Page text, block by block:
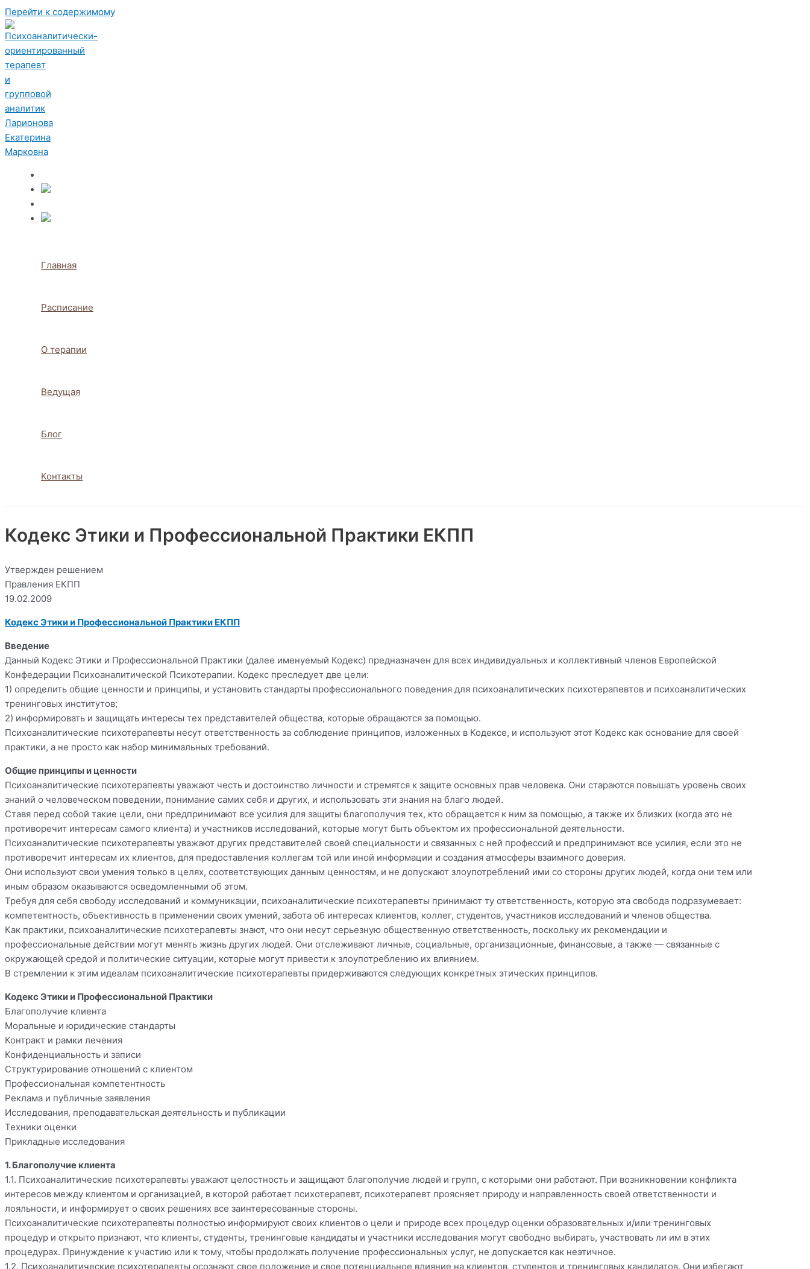
Перейти к содержимому
Главная
Расписание
О терапии
Ведущая
Блог
Контакты
Кодекс Этики и Профессиональной Практики ЕКПП
Утвержден решением
Правления ЕКПП
19.02.2009
Кодекс Этики и Профессиональной Практики ЕКПП
Введение
Данный Кодекс Этики и Профессиональной Практики (далее именуемый Кодекс) предназначен для всех индивидуальных и коллективный членов Европейской
Конфедерации Психоаналитической Психотерапии. Кодекс преследует две цели:
1) определить общие ценности и принципы, и установить стандарты профессионального поведения для психоаналитических психотерапевтов и психоаналитических
тренинговых институтов;
2) информировать и защищать интересы тех представителей общества, которые обращаются за помощью.
Психоаналитические психотерапевты несут ответственность за соблюдение принципов, изложенных в Кодексе, и используют этот Кодекс как основание для своей
практики, а не просто как набор минимальных требований.
Общие принципы и ценности
Психоаналитические психотерапевты уважают честь и достоинство личности и стремятся к защите основных прав человека. Они стараются повышать уровень своих
знаний о человеческом поведении, понимание самих себя и других, и использовать эти знания на благо людей.
Ставя перед собой такие цели, они предпринимают все усилия для защиты благополучия тех, кто обращается к ним за помощью, а также их близких (когда это не
противоречит интересам самого клиента) и участников исследований, которые могут быть объектом их профессиональной деятельности.
Психоаналитические психотерапевты уважают других представителей своей специальности и связанных с ней профессий и предпринимают все усилия, если это не
противоречит интересам их клиентов, для предоставления коллегам той или иной информации и создания атмосферы взаимного доверия.
Они используют свои умения только в целях, соответствующих данным ценностям, и не допускают злоупотреблений ими со стороны других людей, когда они тем или
иным образом оказываются осведомленными об этом.
Требуя для себя свободу исследований и коммуникации, психоаналитические психотерапевты принимают ту ответственность, которую эта свобода подразумевает:
компетентность, объективность в применении своих умений, забота об интересах клиентов, коллег, студентов, участников исследований и членов общества.
Как практики, психоаналитические психотерапевты знают, что они несут серьезную общественную ответственность, поскольку их рекомендации и
профессиональные действии могут менять жизнь других людей. Они отслеживают личные, социальные, организационные, финансовые, а также — связанные с
окружающей средой и политические ситуации, которые могут привести к злоупотреблению их влиянием.
В стремлении к этим идеалам психоаналитические психотерапевты придерживаются следующих конкретных этических принципов.
Кодекс Этики и Профессиональной Практики
Благополучие клиента
Моральные и юридические стандарты
Контракт и рамки лечения
Конфиденциальность и записи
Структурирование отношений с клиентом
Профессиональная компетентность
Реклама и публичные заявления
Исследования, преподавательская деятельность и публикации
Техники оценки
Прикладные исследования
1. Благополучие клиента
1.1. Психоаналитические психотерапевты уважают целостность и защищают благополучие людей и групп, с которыми они работают. При возникновении конфликта
интересов между клиентом и организацией, в которой работает психотерапевт, психотерапевт проясняет природу и направленность своей ответственности и
лояльности, и информирует о своих решениях все заинтересованные стороны.
Психоаналитические психотерапевты полностью информируют своих клиентов о цели и природе всех процедур оценки образовательных и/или тренинговых
процедур и открыто признают, что клиенты, студенты, тренинговые кандидаты и участники исследования могут свободно выбирать, участвовать ли им в этих
процедурах. Принуждение к участию или к тому, чтобы продолжать получение профессиональных услуг, не допускается как неэтичное.
1.2. Психоаналитические психотерапевты осознают свое положение и свое потенциальное влияние на клиентов, студентов и тренинговых кандидатов. Они избегают